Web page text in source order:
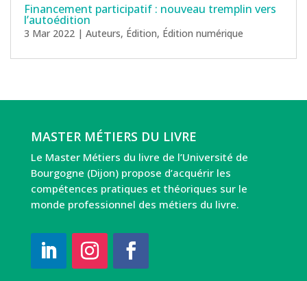
Financement participatif : nouveau tremplin vers
l’autoédition
3 Mar 2022 | Auteurs, Édition, Édition numérique
MASTER MÉTIERS DU LIVRE
Le Master Métiers du livre de l’Université de
Bourgogne (Dijon) propose d’acquérir les
compétences pratiques et théoriques sur le
monde professionnel des métiers du livre.